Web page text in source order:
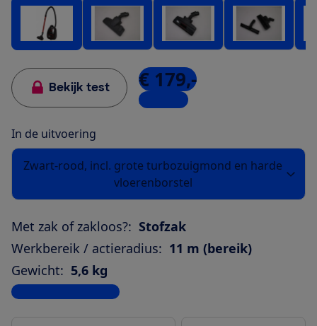
Bekijk test € 179,-
3 winkels
In de uitvoering
Zwart-rood, incl. grote turbozuigmond en harde
vloerenborstel
Met zak of zakloos?: Stofzak
Werkbereik / actieradius: 11 m (bereik)
Gewicht: 5,6 kg
Bekijk alle specificaties